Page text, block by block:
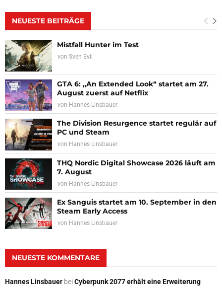
NEUESTE BEITRÄGE
Mistfall Hunter im Test
von Sven Evil
GTA 6: „An Extended Look“ startet am 27.
August zuerst auf Netflix
von Hannes Linsbauer
The Division Resurgence startet regulär auf
PC und Steam
von Hannes Linsbauer
THQ Nordic Digital Showcase 2026 läuft am
7. August
von Hannes Linsbauer
Ex Sanguis startet am 10. September in den
Steam Early Access
von Hannes Linsbauer
NEUESTE KOMMENTARE
Hannes Linsbauer beiCyberpunk 2077 erhält eine Erweiterung